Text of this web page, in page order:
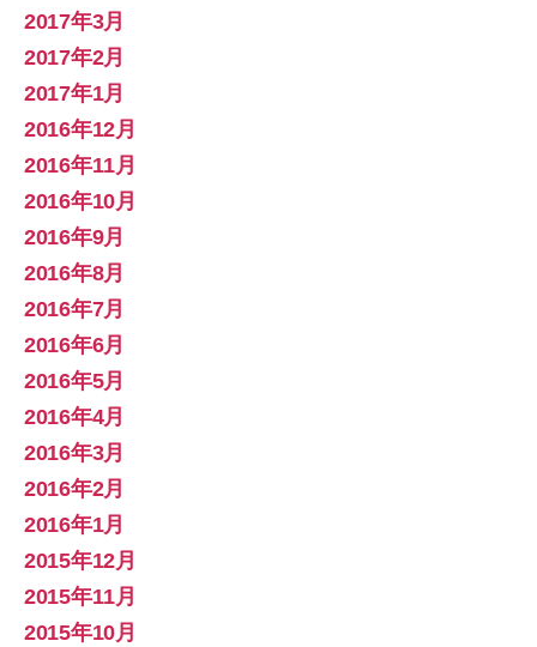
2017年3月
2017年2月
2017年1月
2016年12月
2016年11月
2016年10月
2016年9月
2016年8月
2016年7月
2016年6月
2016年5月
2016年4月
2016年3月
2016年2月
2016年1月
2015年12月
2015年11月
2015年10月